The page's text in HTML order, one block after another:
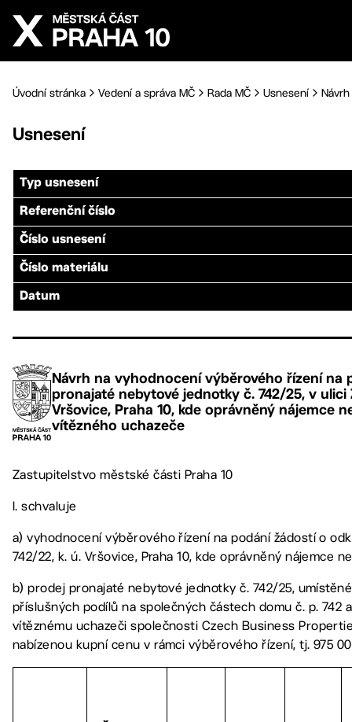
Přejít na hlavní obsah
Úvodní stránka Vedení a správa MČ Rada MČ Usnesení
Usnesení
Typ usnesení
Referenční číslo
Číslo usnesení
Číslo materiálu
Datum
Návrh na vyhodnocení výběrového řízení na
pronajaté nebytové jednotky č. 742/25, v ulici
Vršovice, Praha 10, kde oprávněný nájemce
vítězného uchazeče
Zastupitelstvo městské části Praha 10
I. schvaluje
a) vyhodnocení výběrového řízení na podání žádostí o
742/22, k. ú. Vršovice, Praha 10, kde oprávněný nájemce
b) prodej pronajaté nebytové jednotky č. 742/25,
příslušných podílů na společných částech domu č. p. 742
vítěznému uchazeči společnosti Czech Business
nabízenou kupní cenu v rámci výběrového řízení, tj. 975